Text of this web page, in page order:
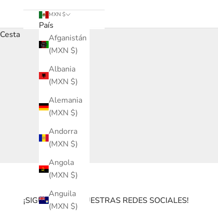
MXN $
País
Afganistán
(MXN $)
Albania
(MXN $)
Alemania
(MXN $)
Andorra
(MXN $)
Angola
(MXN $)
Anguila
(MXN $)
Cesta
¡SIGUENOS EN NUESTRAS REDES SOCIALES!